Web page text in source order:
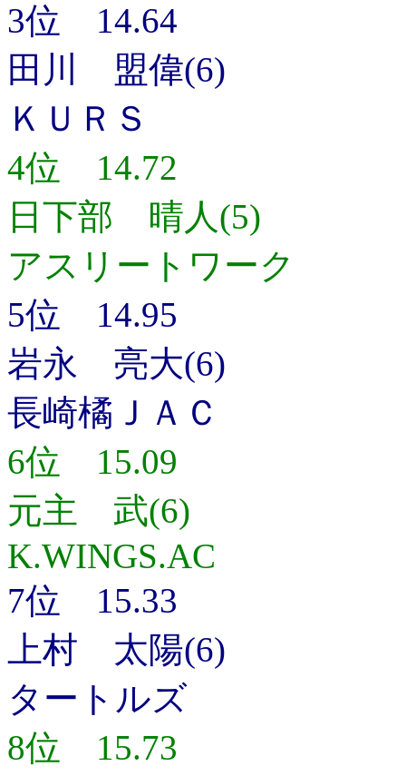
3位 14.64
田川 盟偉(6)
ＫＵＲＳ
4位 14.72
日下部 晴人(5)
アスリートワーク
5位 14.95
岩永 亮大(6)
長崎橘ＪＡＣ
6位 15.09
元主 武(6)
K.WINGS.AC
7位 15.33
上村 太陽(6)
タートルズ
8位 15.73